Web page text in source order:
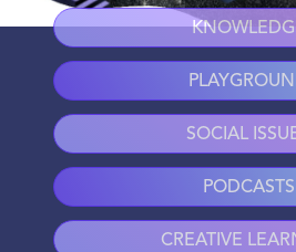
SOCIAL
PODCASTS
CREATIVE